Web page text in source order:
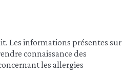
Les informations présentes sur
connaissance des
les allergies